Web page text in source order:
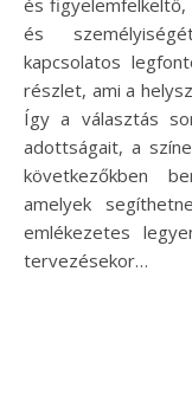
és
kapcsolatos
részlet, ami a
Így a választás
adottságait, a
következőkben
amelyek
emlékezetes
tervezésekor…